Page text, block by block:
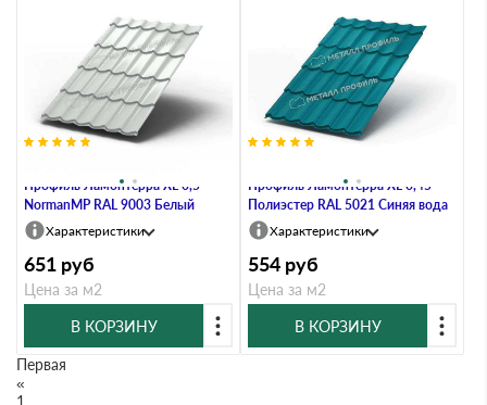
Профиль Ламонтерра XL 0,5
NormanMP RAL 9003 Белый
Характеристики
651 руб
Цена за м2
В КОРЗИНУ
Профиль Ламонтерра XL 0,45
Полиэстер RAL 5021 Синяя вода
Характеристики
554 руб
Цена за м2
В КОРЗИНУ
Первая
«
1